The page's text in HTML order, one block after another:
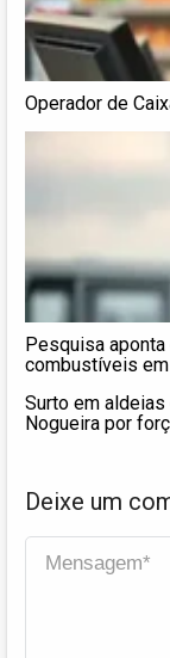
Operador de
Pesquisa
combustíveis
Surto em
Nogueira por
Deixe um